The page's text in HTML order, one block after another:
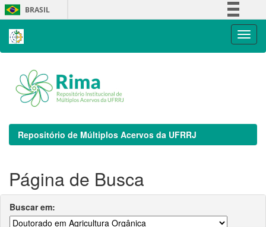
Skip
navigation
BRASIL
Repositório de Múltiplos Acervos da UFRRJ
Página de Busca
Buscar em: